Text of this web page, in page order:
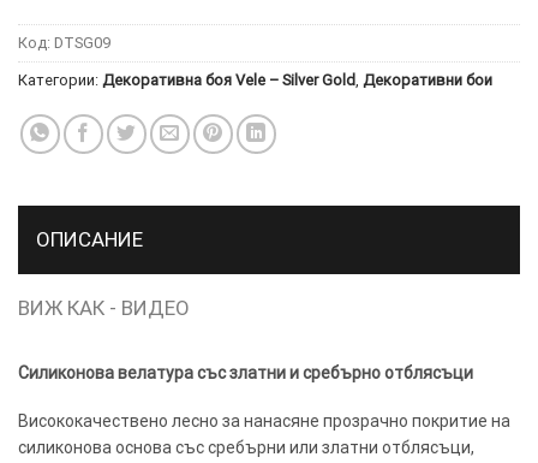
Код: DTSG09
Категории: Декоративна боя Vele – Silver Gold Декоративни бои
ОПИСАНИЕ
ВИЖ КАК - ВИДЕО
Силиконова велатура със златни и сребърно отблясъци
Висококачествено лесно за нанасяне прозрачно покритие на
силиконова основа със сребърни или златни отблясъци,
× ТОЗИ
САЙТ
ИЗПОЛЗВА
ПОВЕЧЕ
ИНФОРМАЦИЯ
ДА
НАМЕРИТЕ
УСЛУГИ ОПЦИИ